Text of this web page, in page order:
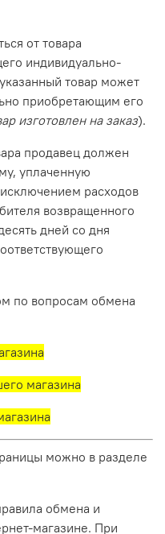
от товара
индивидуально-
товар может
приобретающим его
изготовлен на заказ).
продавец должен
уплаченную
расходов
возвращенного
дней со дня
по вопросам обмена
магазина
можно в разделе
обмена и
магазине. При